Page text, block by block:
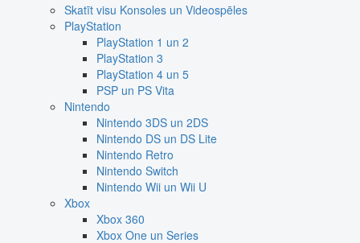
Skatīt visu Konsoles un Videospēles
PlayStation
PlayStation 1 un 2
PlayStation 3
PlayStation 4 un 5
PSP un PS Vita
Nintendo
Nintendo 3DS un 2DS
Nintendo DS un DS Lite
Nintendo Retro
Nintendo Switch
Nintendo Wii un Wii U
Xbox
Xbox 360
Xbox One un Series